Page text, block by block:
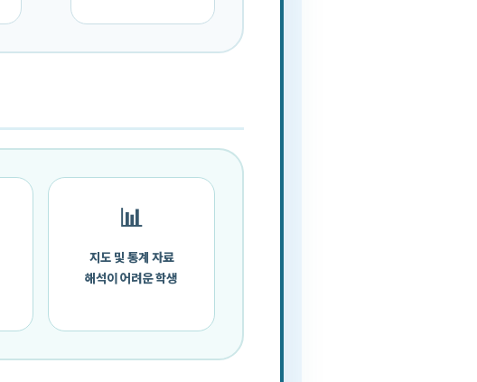
📊
지도 및 통계 자료
해석이 어려운 학생